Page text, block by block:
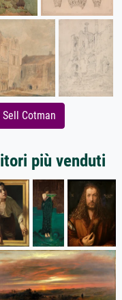
Cotman
più venduti